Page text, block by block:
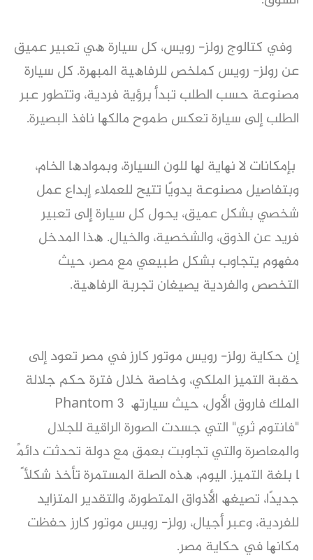
وﻓﻲ ﻛﺘﺎﻟﻮج روﻟﺰ- روﯾﺲ، ﻛﻞ ﺳﯿﺎرة ھﻲ ﺗﻌﺒﯿﺮ ﻋﻤﯿﻖ
ﻋﻦ روﻟﺰ- روﯾﺲ ﻛﻤﻠﺨﺺ ﻟﻠﺮﻓﺎھﯿﺔ اﻟﻤﺒﮭﺮة. ﻛﻞ ﺳﯿﺎرة
ﻣﺼﻨﻮﻋﺔ ﺣﺴﺐ اﻟﻄﻠﺐ ﺗﺒﺪأ ﺑﺮؤﯾﺔ ﻓﺮدﯾﺔ، وﺗﺘﻄﻮر ﻋﺒﺮ
اﻟﻄﻠﺐ إﻟﻰ ﺳﯿﺎرة ﺗﻌﻜﺲ طﻤﻮح ﻣﺎﻟﻜﮭﺎ ﻧﺎﻓﺬ اﻟﺒﺼﯿﺮة.
ﺑﺈﻣﻜﺎﻧﺎت ﻻ ﻧﮭﺎﯾﺔ ﻟﮭﺎ ﻟﻠﻮن اﻟﺴﯿﺎرة، وﺑﻤﻮادھﺎ اﻟﺨﺎم،
وﺑﺘﻔﺎﺻﯿﻞ ﻣﺼﻨﻮﻋﺔ ﯾﺪوﯾًﺎ ﺗﺘﯿﺢ ﻟﻠﻌﻤﻼء إﺑﺪاع ﻋﻤﻞ
ﺷﺨﺼﻲ ﺑﺸﻜﻞ ﻋﻤﯿﻖ، ﯾﺤﻮل ﻛﻞ ﺳﯿﺎرة إﻟﻰ ﺗﻌﺒﯿﺮ
ﻓﺮﯾﺪ ﻋﻦ اﻟﺬوق، واﻟﺸﺨﺼﯿﺔ، واﻟﺨﯿﺎل. ھﺬا اﻟﻤﺪﺧﻞ
ﻣﻔﮭﻮم ﯾﺘﺠﺎوب ﺑﺸﻜﻞ طﺒﯿﻌﻲ ﻣﻊ ﻣﺼﺮ، ﺣﯿﺚ
اﻟﺘﺨﺼﺺ واﻟﻔﺮدﯾﺔ ﯾﺼﯿﻐﺎن ﺗﺠﺮﺑﺔ اﻟﺮﻓﺎھﯿﺔ.
إن ﺣﻜﺎﯾﺔ روﻟﺰ- روﯾﺲ ﻣﻮﺗﻮر ﻛﺎرز ﻓﻲ ﻣﺼﺮ ﺗﻌﻮد إﻟﻰ
ﺣﻘﺒﺔ اﻟﺘﻤﯿﺰ اﻟﻤﻠﻜﻲ، وﺧﺎﺻﺔ ﺧﻼل ﻓﺘﺮة ﺣﻜﻢ ﺟﻼﻟﺔ
اﻟﻤﻠﻚ ﻓﺎروق اﻷول، ﺣﯿﺚ ﺳﯿﺎرﺗﮫ Phantom 3
"ﻓﺎﻧﺘﻮم ﺛﺮي" اﻟﺘﻲ ﺟﺴﺪت اﻟﺼﻮرة اﻟﺮاﻗﯿﺔ ﻟﻠﺠﻼل
واﻟﻤﻌﺎﺻﺮة واﻟﺘﻲ ﺗﺠﺎوﺑﺖ ﺑﻌﻤﻖ ﻣﻊ دوﻟﺔ ﺗﺤﺪﺛﺖ داﺋﻤً
ﺎ ﺑﻠﻐﺔ اﻟﺘﻤﯿﺰ. اﻟﯿﻮم، ھﺬه اﻟﺼﻠﺔ اﻟﻤﺴﺘﻤﺮة ﺗﺄﺧﺬ ﺷﻜﻸ ً
ﺟﺪﯾﺪًا، ﺗﺼﯿﻐﮫ اﻷذواق اﻟﻤﺘﻄﻮرة، واﻟﺘﻘﺪﯾﺮ اﻟﻤﺘﺰاﯾﺪ
ﻟﻠﻔﺮدﯾﺔ، وﻋﺒﺮ أﺟﯿﺎل، روﻟﺰ- روﯾﺲ ﻣﻮﺗﻮر ﻛﺎرز ﺣﻔﻈﺖ
ﻣﻜﺎﻧﮭﺎ ﻓﻲ ﺣﻜﺎﯾﺔ ﻣﺼﺮ.